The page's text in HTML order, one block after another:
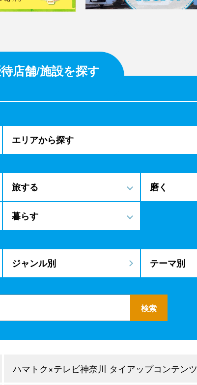
店舗/施設を探す
エリアから探す
旅する 磨く
暮らす
ジャンル別 テーマ別
ハマトク×テレビ神奈川 タイアップコンテンツ